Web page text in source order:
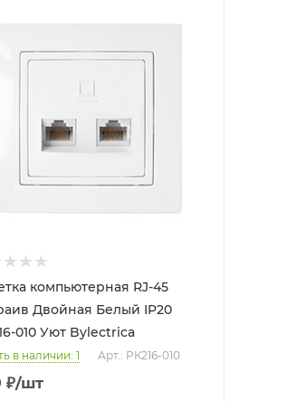
компьютерная RJ-45
Белый IP20
010 Уют Bylectrica
в наличии: 1 Арт.: РК216-010
₽/шт